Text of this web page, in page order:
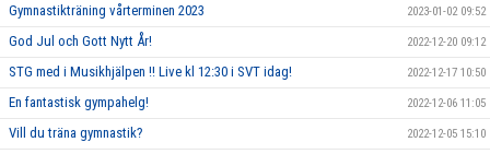
Gymnastikträning vårterminen 2023 2023-01-02 09:52
God Jul och Gott Nytt År! 2022-12-20 09:12
STG med i Musikhjälpen !! Live kl 12:30 i SVT idag! 2022-12-17 10:50
En fantastisk gympahelg! 2022-12-06 11:05
Vill du träna gymnastik? 2022-12-05 15:10